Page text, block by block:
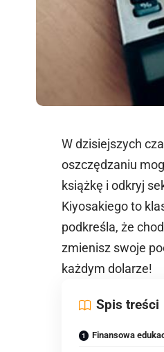
W dzisiejszych
oszczędzaniu
książkę i odkryj
Kiyosakiego to
podkreśla, że
zmienisz swoje
każdym dolarze!
Spis treści
Finansowa